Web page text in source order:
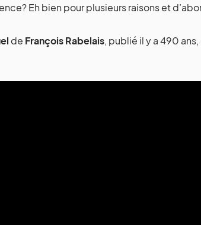
Eh bien pour plusieurs raisons et
de François Rabelais, publié il y a 490